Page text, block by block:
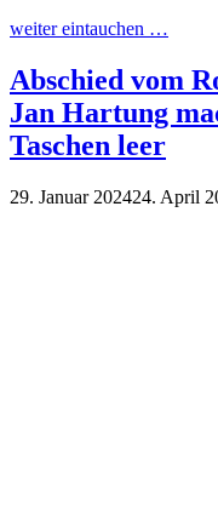
weiter eintauchen …
Abschied vom
Jan Hartung
Taschen leer
29. Januar 202424. April